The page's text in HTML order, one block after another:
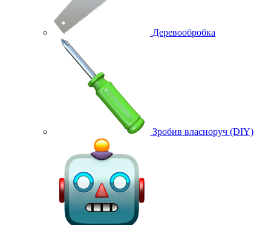
Деревообробка
Зробив власноруч (DIY)